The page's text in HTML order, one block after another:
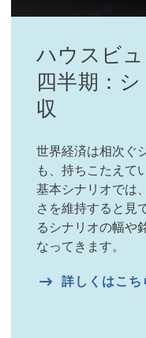
ハウスビ
四半期：
収
世界経済は相次ぐ
も、持ちこたえて
基本シナリオでは
さを維持すると見
るシナリオの幅や
なってきます。
詳しくはこち